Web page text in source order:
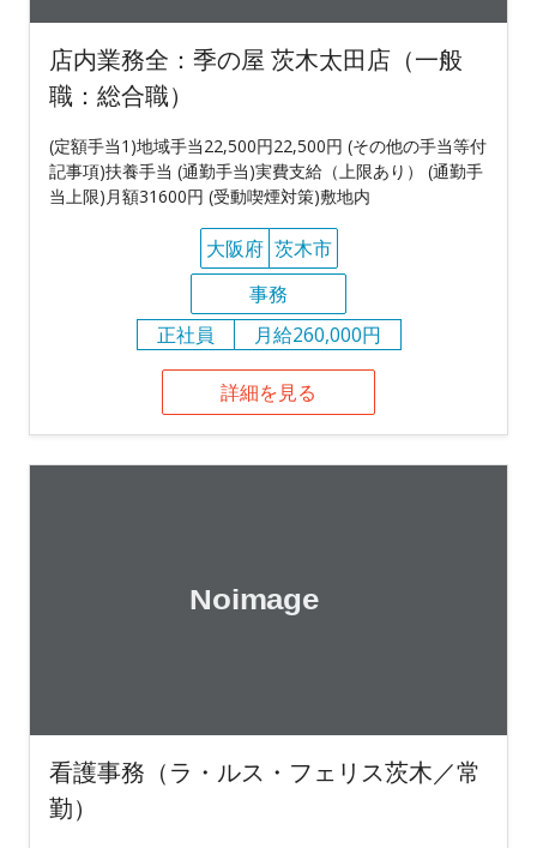
店内業務全：季の屋 茨木太田店（一般
職：総合職）
(定額手当1)地域手当22,500円22,500円 (その他の手当等付
記事項)扶養手当 (通勤手当)実費支給（上限あり） (通勤手
当上限)月額31600円 (受動喫煙対策)敷地内
大阪府 茨木市
事務
正社員
月給260,000円
詳細を見る
看護事務（ラ・ルス・フェリス茨木／常
勤）